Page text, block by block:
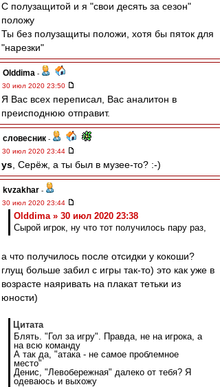
С полузащитой и я "свои десять за сезон"
положу
Ты без полузащиты положи, хотя бы пяток для
"нарезки"
Olddima -
30 июл 2020 23:50
Я Вас всех переписал, Вас аналитон в
преисподнюю отправит.
словесник -
30 июл 2020 23:44
ys , Серёж, а ты был в музее-то? :-)
kvzakhar -
30 июл 2020 23:44
Olddima » 30 июл 2020 23:38
Сырой игрок, ну что тот получилось пару раз,
а что получилось после отсидки у кокоши?
глущ больше забил с игры так-то) это как уже в
возрасте наяривать на плакат тетьки из
юности)
Цитата
Блять. "Гол за игру". Правда, не на игрока, а
на всю команду
А так да, "атака - не самое проблемное
место"
Денис, "Левобережная" далеко от тебя? Я
одеваюсь и выхожу